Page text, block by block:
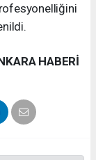
HABERİ